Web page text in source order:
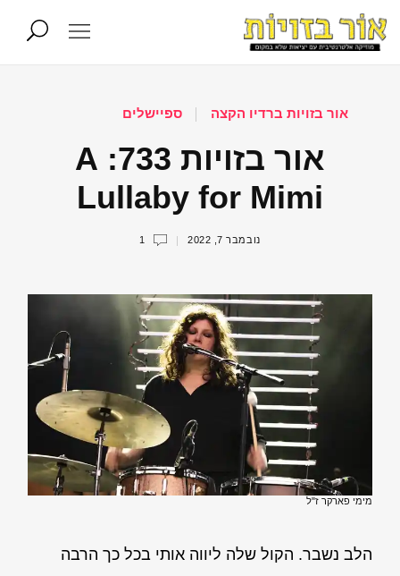
אור בזויות ברדיו הקצה ספיישלים
אור בזויות 733: A
Lullaby for Mimi
נובמבר 7, 2022
מימי פארקר ז"ל
הלב נשבר. ‏הקול שלה ליווה אותי בכל כך הרבה